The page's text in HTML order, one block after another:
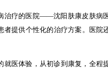
治疗的医院——沈阳肤康皮肤病
者提供个性化的治疗方案。医院
就医体验，从初诊到康复，全程